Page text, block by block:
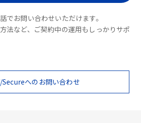
でお問い合わせいただけます。
法など、ご契約中の運用もしっかりサポ
Secureへのお問い合わせ